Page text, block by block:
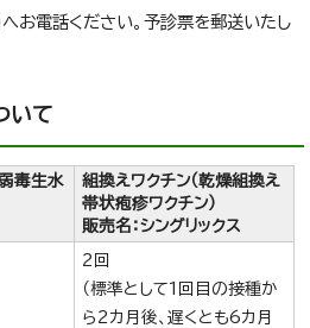
電話ください。予診票を郵送いたし
いて
毒生水
組換えワクチン（乾燥組換え
帯状疱疹ワクチン）
販売名：シングリックス
2回
（標準として1回目の接種か
ら2カ月後、遅くとも6カ月